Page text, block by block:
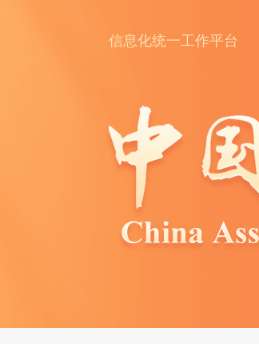
信息化统一工作平台